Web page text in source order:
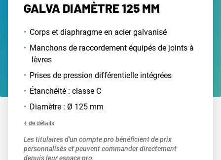
GALVA DIAMÈTRE 125 MM
Corps et diaphragme en acier galvanisé
Manchons de raccordement équipés de joints à
lèvres
Prises de pression différentielle intégrées
Étanchéité : classe C
Diamètre : Ø 125 mm
+ de détails
Les titulaires d'un compte pro bénéficient de prix
personnalisés et peuvent commander directement
depuis leur espace pro.